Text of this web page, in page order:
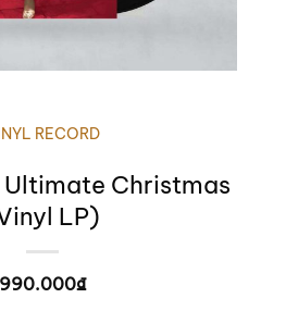
RECORD
Ultimate Christmas
LP)
990.000₫